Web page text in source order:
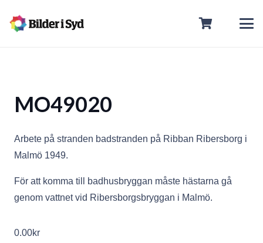
MO49020
Arbete på stranden badstranden på Ribban Ribersborg i
Malmö 1949.
För att komma till badhusbryggan måste hästarna gå
genom vattnet vid Ribersborgsbryggan i Malmö.
0.00kr